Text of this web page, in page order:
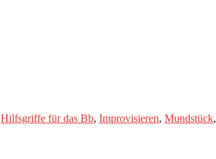
Hilfsgriffe für das Bb, Improvisieren, Mundstück,